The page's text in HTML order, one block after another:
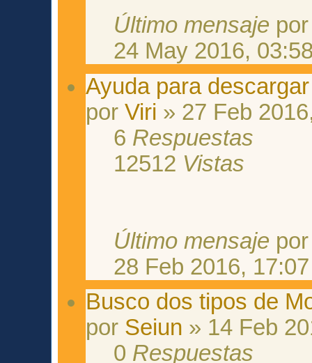
Último mensaje
24 May 2016,
Ayuda para
porViri » 27 Feb
6 Respuestas
12512 Vistas
Último mensaje
28 Feb 2016, 17:07
Busco dos tipos de
por Seiun » 14 Feb
0 Respuestas